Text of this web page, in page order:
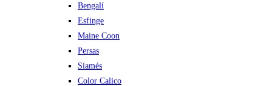
Bengalí
Esfinge
Maine Coon
Persas
Siamés
Color Calico